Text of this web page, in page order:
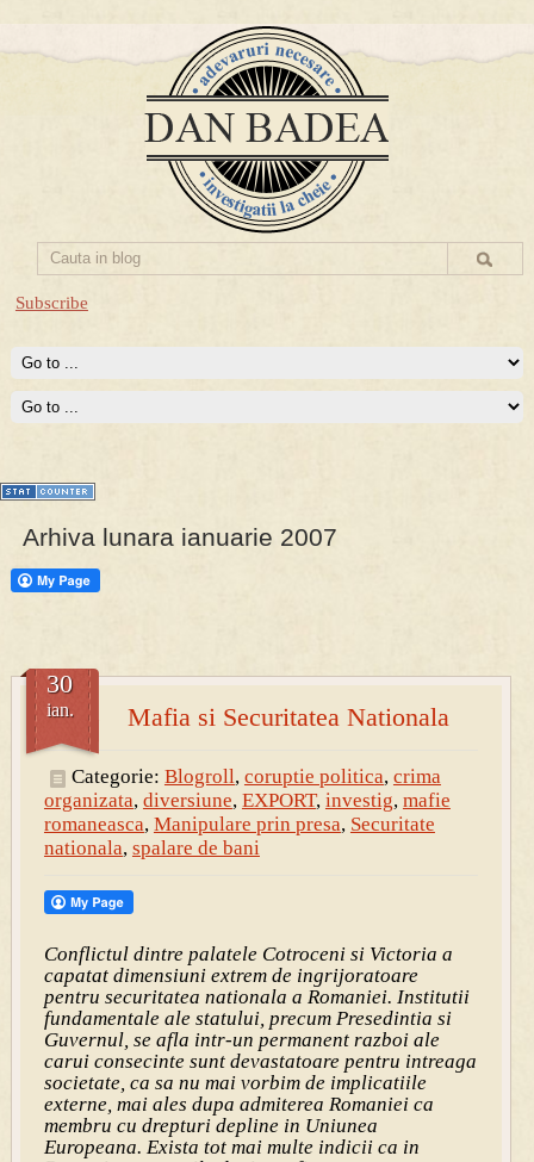
Subscribe
Prima mea carte publicata (Nemira)
Averea Presedintelui: prima lucrare despre controversatele
conturi secrete ale Securitatii.
Arhiva lunara ianuarie 2007
Mafia si Securitatea Nationala
30
ian.
Categorie: Blogroll, coruptie politica, crima
organizata, diversiune, EXPORT, investig, mafie
romaneasca, Manipulare prin presa, Securitate
nationala, spalare de bani
Conflictul dintre palatele Cotroceni si Victoria a
capatat dimensiuni extrem de ingrijoratoare
pentru securitatea nationala a Romaniei. Institutii
fundamentale ale statului, precum Presedintia si
Guvernul, se afla intr-un permanent razboi ale
carui consecinte sunt devastatoare pentru intreaga
societate, ca sa nu mai vorbim de implicatiile
externe, mai ales dupa admiterea Romaniei ca
membru cu drepturi depline in Uniunea
Europeana. Exista tot mai multe indicii ca in